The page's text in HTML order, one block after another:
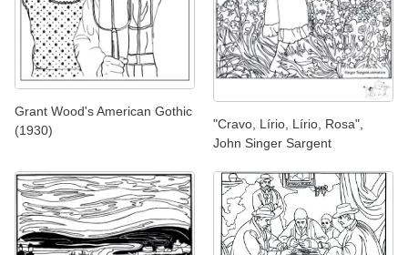
Grant Wood's American Gothic
(1930)
"Cravo, Lírio, Lírio, Rosa",
John Singer Sargent